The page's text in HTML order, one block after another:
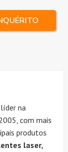
na
com mais
produtos
laser,